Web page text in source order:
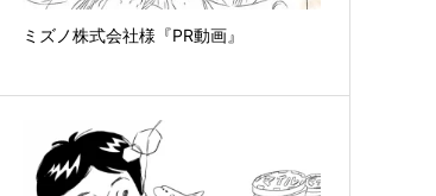
ミズノ株式会社様『PR動画』